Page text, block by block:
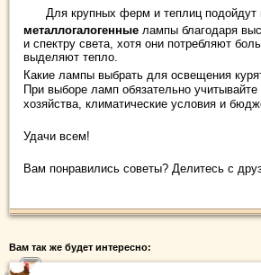
Для крупных ферм и теплиц подойдут
металлогалогенные лампы благодаря
и спектру света, хотя они потребляют
выделяют тепло.
Какие лампы выбрать для освещения
При выборе ламп обязательно учитывайте
хозяйства, климатические условия и
Удачи всем!
Вам понравились советы? Делитесь с
Вам так же будет интересно: